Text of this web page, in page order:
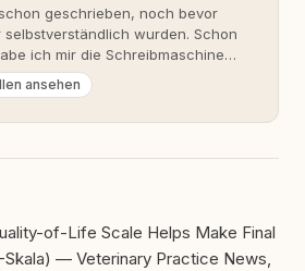
geschrieben, noch bevor
selbstverständlich wurden. Schon
ich mir die Schreibmaschine
geschnappt und drauflos
Beobachtungen,
eher skeptisch, geprägt von
als ich - dank Roger -
Hundehaltung funktionieren
Perspektivwechsel begleitet
ansehen
of-Life Scale Helps Make Final
— Veterinary Practice News,